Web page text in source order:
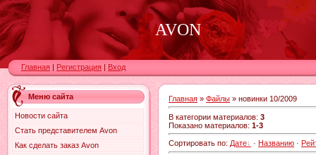
AVON
Главная | Регистрация | Вход
Меню сайта
Новости сайта
Стать представителем Avon
Как сделать заказ Avon
Главная » Файлы » новинки 10/2009
В категории материалов: 3
Показано материалов: 1-3
Сортировать по: Дате · Названию ·